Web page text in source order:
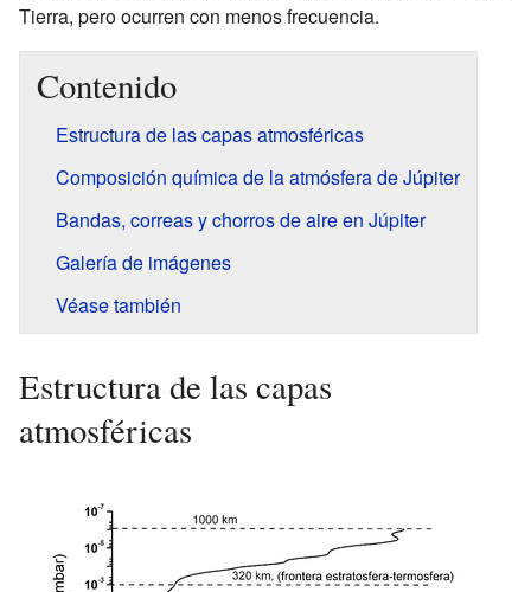
Tierra, pero ocurren con menos frecuencia.
Contenido
Estructura de las capas atmosféricas
Composición química de la atmósfera de Júpiter
Bandas, correas y chorros de aire en Júpiter
Galería de imágenes
Véase también
Estructura de las capas
atmosféricas